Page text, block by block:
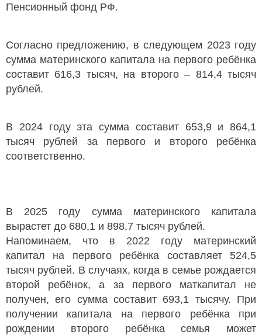
Пенсионный фонд РФ.
Согласно предложению, в следующем 2023 году
сумма материнского капитала на первого ребёнка
составит 616,3 тысяч, на второго – 814,4 тысяч
рублей.
В 2024 году эта сумма составит 653,9 и 864,1
тысяч рублей за первого и второго ребёнка
соответственно.
В 2025 году сумма материнского капитала
вырастет до 680,1 и 898,7 тысяч рублей.
Напоминаем, что в 2022 году материнский
капитал на первого ребёнка составляет 524,5
тысяч рублей. В случаях, когда в семье рождается
второй ребёнок, а за первого маткапитал не
получен, его сумма составит 693,1 тысячу. При
получении капитала на первого ребёнка при
рождении второго ребёнка семья может